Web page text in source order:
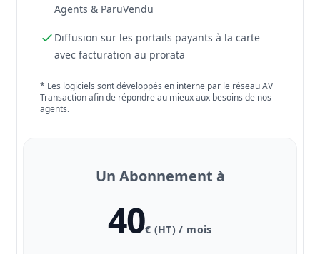
Agents & ParuVendu
Diffusion sur les portails payants à la carte
avec facturation au prorata
* Les logiciels sont développés en interne par le réseau AV
Transaction afin de répondre au mieux aux besoins de nos
agents.
Un Abonnement à
40€ (HT) / mois